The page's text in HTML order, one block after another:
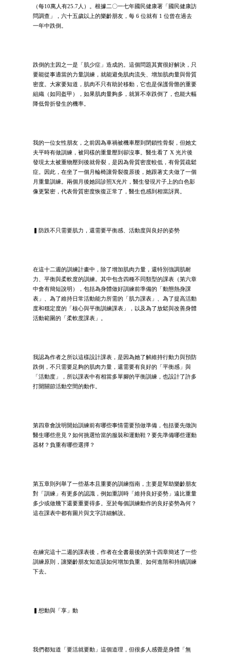
（每10萬人有25.7人）。根據二〇一七年國民健康署「國民健康訪
問調查」，六十五歲以上的樂齡朋友，每 6 位就有 1 位曾在過去
一年中跌倒。
跌倒的主因之一是「肌少症」造成的。這個問題其實很好解決，只
要能從事適當的力量訓練，就能避免肌肉流失、增加肌肉量與骨質
密度。大家要知道，肌肉不只有助於移動，它也是保護骨骼的重要
組織（如同盔甲），如果肌肉量夠多，就算不幸跌倒了，也能大幅
降低骨折發生的機率。
我的一位女性朋友，之前因為車禍被機車壓到閉鎖性骨裂，但她丈
夫平時有做訓練，被同樣的重量壓到卻沒事。醫生看了 X 光片後
發現太太被重物壓到後就骨裂，是因為骨質密度較低，有骨質疏鬆
症。因此，在坐了一個月輪椅讓骨裂復原後，她跟著丈夫做了一個
月重量訓練。兩個月後她回診照X光片，醫生發現片子上的白色影
像更緊密，代表骨質密度恢復正常了，醫生也感到相當訝異。
▍防跌不只需要肌力，還需要平衡感、活動度與良好的姿勢
在這十二週的訓練計畫中，除了增加肌肉力量，還特別強調肌耐
力、平衡與柔軟度的訓練。其中包含四種不同類型的課表（第六章
中會有簡短說明），包括為身體做好訓練前準備的「動態熱身課
表」、為了維持日常活動能力所需的「肌力課表」、為了提高活動
度和穩定度的「核心與平衡訓練課表」，以及為了放鬆與改善身體
活動範圍的「柔軟度課表」。
我認為作者之所以這樣設計課表，是因為她了解維持行動力與預防
跌倒，不只需要足夠的肌肉力量，還需要有良好的「平衡感」與
「活動度」，所以課表中有相當多單腳的平衡訓練，也設計了許多
打開關節活動空間的動作。
第四章會說明開始訓練前有哪些事情需要預做準備，包括要先徵詢
醫生哪些意見？如何挑選恰當的服裝和運動鞋？要先準備哪些運動
器材？負重有哪些選擇？
第五章則列舉了一些基本且重要的訓練指南，主要是幫助樂齡朋友
對「訓練」有更多的認識，例如重訓時「維持良好姿勢」遠比重量
多少或做幾下還要重要得多。至於每個訓練動作的良好姿勢為何？
這在課表中都有圖片與文字詳細解說。
在練完這十二週的課表後，作者在全書最後的第十四章簡述了一些
訓練原則，讓樂齡朋友知道該如何增加負重、如何進階和持續訓練
下去。
▍想動與「享」動
我們都知道「要活就要動」這個道理，但很多人感覺是身體「無